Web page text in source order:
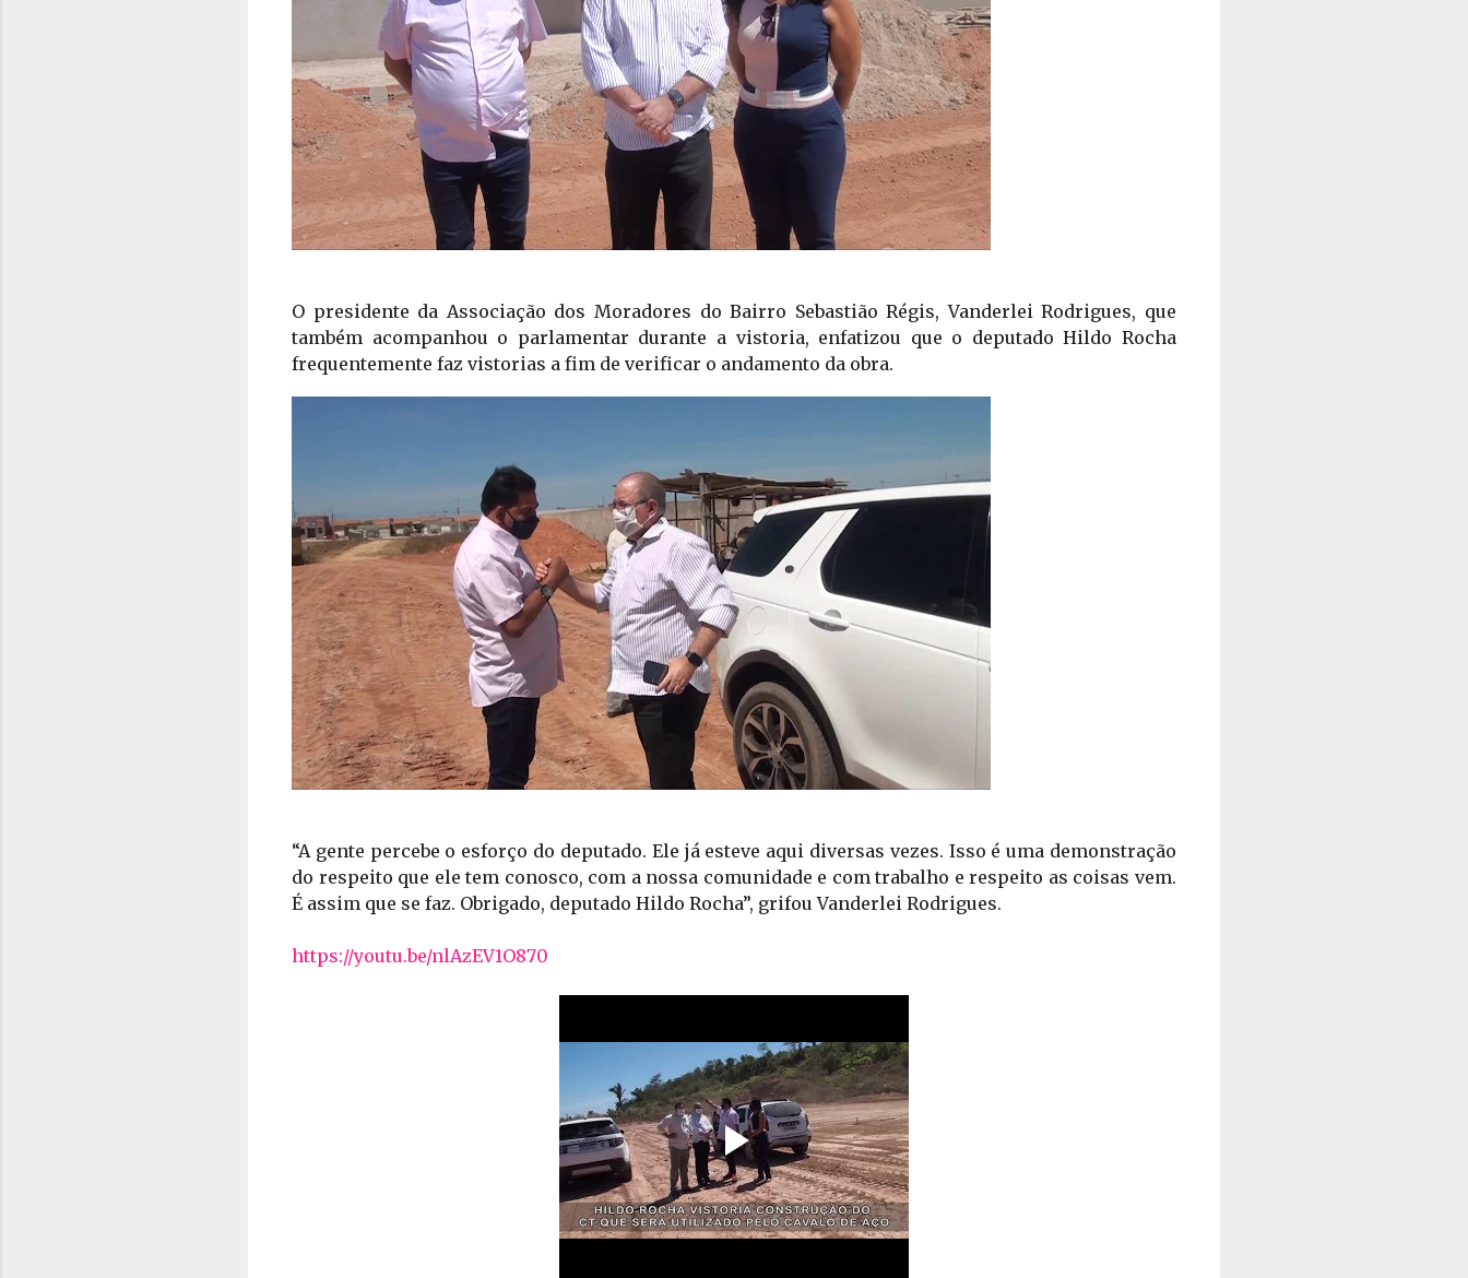
O presidente da Associação dos Moradores do Bairro Sebastião Régis, Vanderlei Rodrigues, que
também acompanhou o parlamentar durante a vistoria, enfatizou que o deputado Hildo Rocha
frequentemente faz vistorias a fim de verificar o andamento da obra.
“A gente percebe o esforço do deputado. Ele já esteve aqui diversas vezes. Isso é uma demonstração
do respeito que ele tem conosco, com a nossa comunidade e com trabalho e respeito as coisas vem.
É assim que se faz. Obrigado, deputado Hildo Rocha”, grifou Vanderlei Rodrigues.
https://youtu.be/nlAzEV1O870